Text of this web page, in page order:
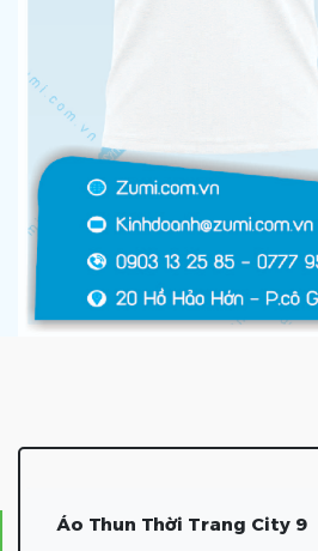
Áo Thun Thời Trang City 9